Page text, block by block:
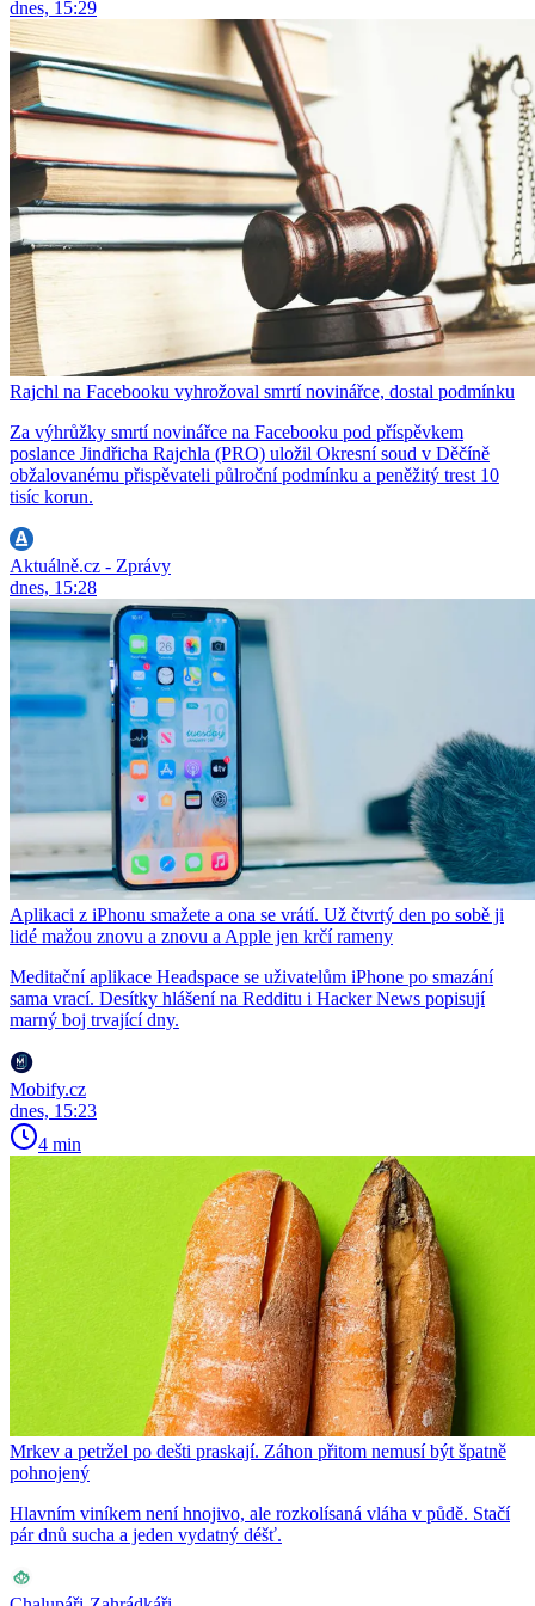
dnes, 15:29
Rajchl na Facebooku vyhrožoval smrtí novinářce, dostal podmínku
Za výhrůžky smrtí novinářce na Facebooku pod příspěvkem
poslance Jindřicha Rajchla (PRO) uložil Okresní soud v Děčíně
obžalovanému přispěvateli půlroční podmínku a peněžitý trest 10
tisíc korun.
Aktuálně.cz - Zprávy
dnes, 15:28
Aplikaci z iPhonu smažete a ona se vrátí. Už čtvrtý den po sobě ji
lidé mažou znovu a znovu a Apple jen krčí rameny
Meditační aplikace Headspace se uživatelům iPhone po smazání
sama vrací. Desítky hlášení na Redditu i Hacker News popisují
marný boj trvající dny.
Mobify.cz
dnes, 15:23
4 min
Mrkev a petržel po dešti praskají. Záhon přitom nemusí být špatně
pohnojený
Hlavním viníkem není hnojivo, ale rozkolísaná vláha v půdě. Stačí
pár dnů sucha a jeden vydatný déšť.